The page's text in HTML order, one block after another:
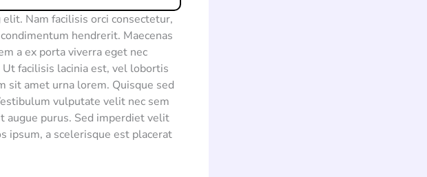
Nam facilisis orci consectetur,
hendrerit. Maecenas
a ex porta viverra eget nec
facilisis lacinia est, vel lobortis
sit amet urna lorem. Quisque sed
vulputate velit nec sem
augue purus. Sed imperdiet velit
ipsum, a scelerisque est placerat